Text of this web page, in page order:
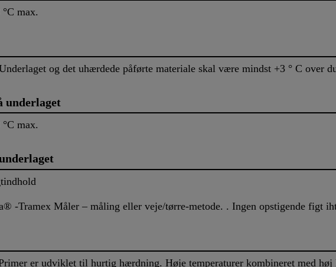
max.
og det uhærdede påførte materiale skal være mindst +3 ° C over
underlaget
max.
-Tramex Måler – måling eller veje/tørre-metode. . Ingen opstigende figt
er udviklet til hurtig hærdning. Høje temperaturer kombineret med